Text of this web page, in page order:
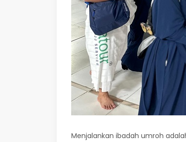
Menjalankan ibadah umroh